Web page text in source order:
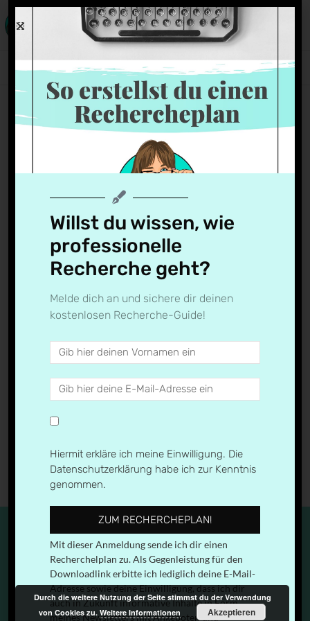
Fehler in den Medien
22. Februar 2018
← Previous Next →
IMPRESSUM & DATENSCHUTZERKLÄRUNG
© 2026medien.geil| Designed by:Theme Freesia|
Durch die weitere Nutzung der Seite stimmst du der Verwendung
von Cookies zu.Weitere Informationen Akzeptieren
Willst du wissen, wie
professionelle
Recherche geht?
Melde dich an und sichere dir deinen
kostenlosen Recherche-Guide!
Hiermit erkläre ich meine Einwilligung. Die
Datenschutzerklärung habe ich zur Kenntnis
genommen.
ZUM RECHERCHEPLAN!
Mit dieser Anmeldung sende ich dir einen
Recherchelplan zu. Als Gegenleistung für den
Downloadlink erbitte ich lediglich deine E-Mail-
Adresse sowie deine Einwilligung, dass ich dir
auch in Zukunft informative Inhalte in Form
meines Newsletters mit Angeboten und